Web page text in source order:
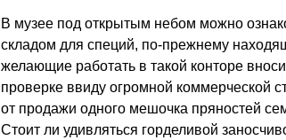
В музее под открытым небом можно
складом для специй, по-прежнему
желающие работать в такой конторе
проверке ввиду огромной коммерческой
от продажи одного мешочка пряностей
Стоит ли удивляться горделивой